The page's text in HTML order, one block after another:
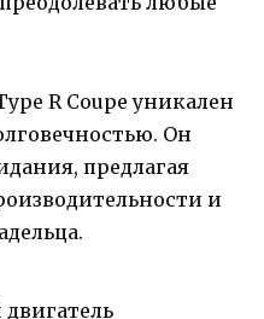
R Coupe уникален
Он
предлагая
и